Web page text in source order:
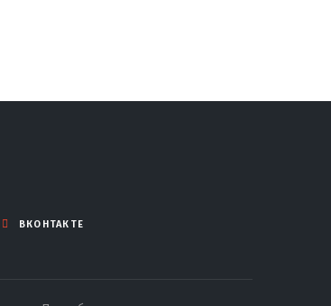
ВКОНТАКТЕ